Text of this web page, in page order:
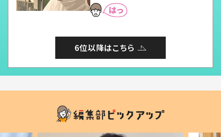
6位以降はこちら